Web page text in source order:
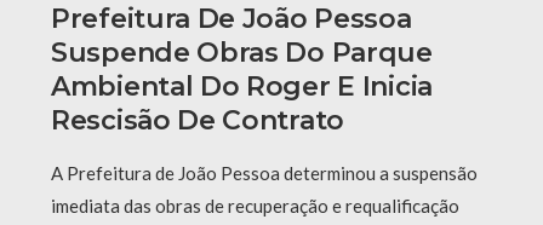
Prefeitura De João Pessoa
Suspende Obras Do Parque
Ambiental Do Roger E Inicia
Rescisão De Contrato
A Prefeitura de João Pessoa determinou a suspensão
imediata das obras de recuperação e requalificação